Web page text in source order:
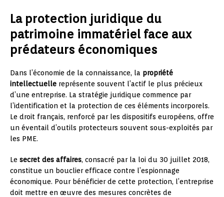
La protection juridique du
patrimoine immatériel face aux
prédateurs économiques
Dans l’économie de la connaissance, la propriété
intellectuelle représente souvent l’actif le plus précieux
d’une entreprise. La stratégie juridique commence par
l’identification et la protection de ces éléments incorporels.
Le droit français, renforcé par les dispositifs européens, offre
un éventail d’outils protecteurs souvent sous-exploités par
les PME.
Le secret des affaires, consacré par la loi du 30 juillet 2018,
constitue un bouclier efficace contre l’espionnage
économique. Pour bénéficier de cette protection, l’entreprise
doit mettre en œuvre des mesures concrètes de